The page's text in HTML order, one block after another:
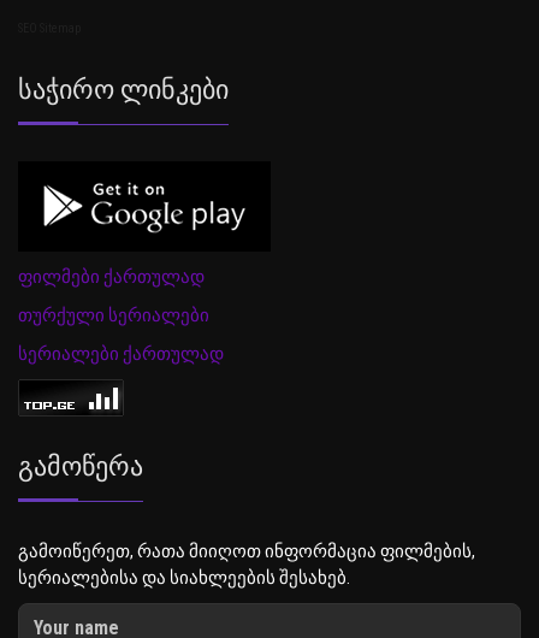
Საჭირო Ლინკები
ფილმები ქართულად
თურქული სერიალები
სერიალები ქართულად
Გამოწერა
გამოიწერეთ, რათა მიიღოთ ინფორმაცია ფილმების,
სერიალებისა და სიახლეების შესახებ.